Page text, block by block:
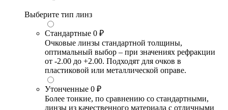
Выберите тип линз
Стандартные 0 ₽
Очковые линзы стандартной толщины,
оптимальный выбор – при значениях рефракции
от -2.00 до +2.00. Подходят для очков в
пластиковой или металлической оправе.
Утонченные 0 ₽
Более тонкие, по сравнению со стандартными,
линзы из качественного материала с отличными